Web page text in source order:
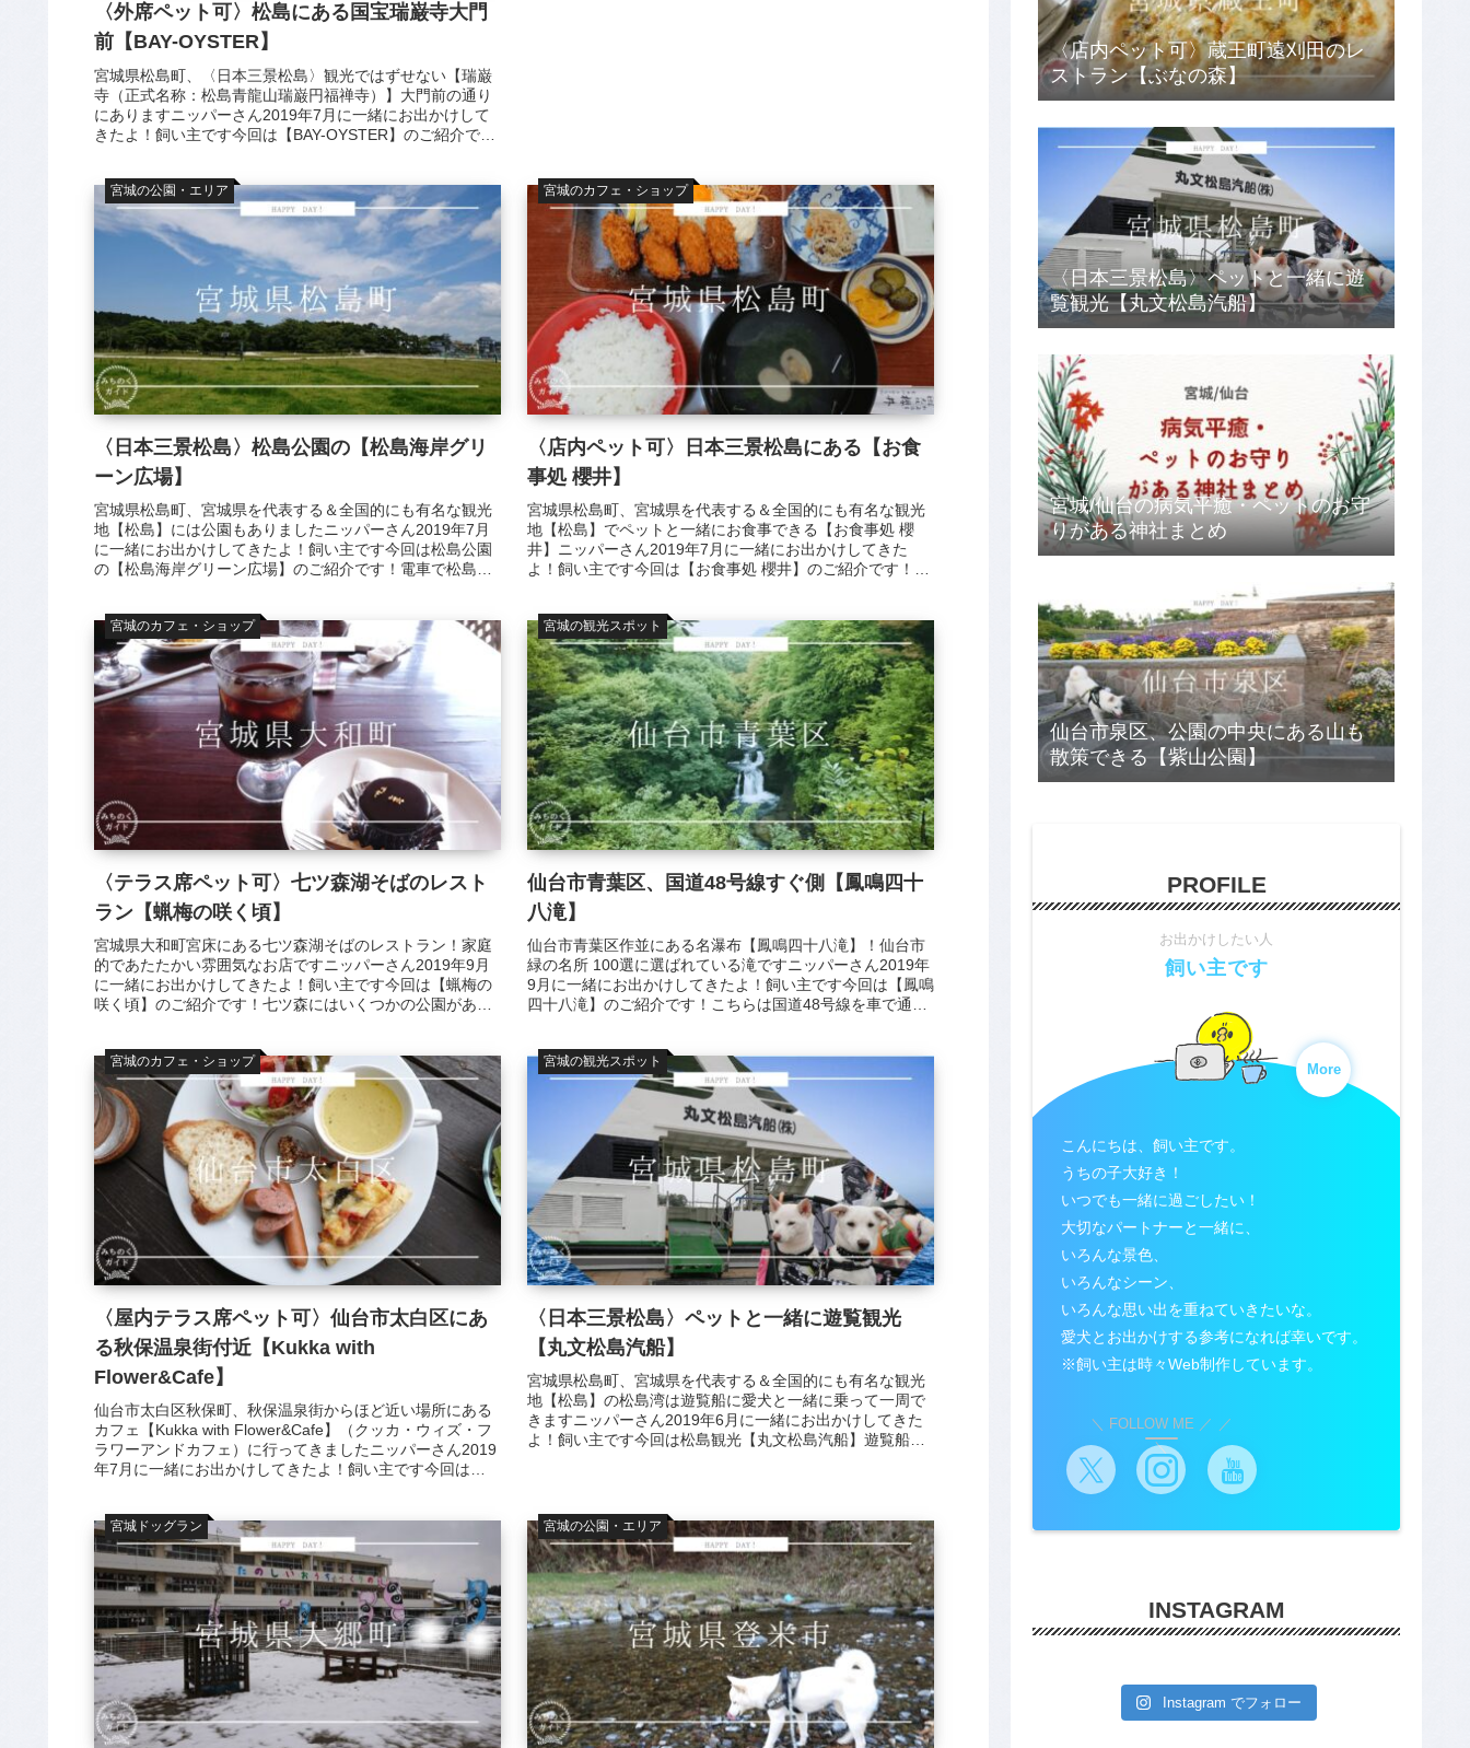
〈外席ペット可〉松島にある国宝瑞巌寺大門
前【BAY-OYSTER】
宮城県松島町、〈日本三景松島〉観光ではずせない【瑞巌
寺（正式名称：松島青龍山瑞巌円福禅寺）】大門前の通り
にありますニッパーさん2019年7月に一緒にお出かけして
きたよ！飼い主です今回は【BAY-OYSTER】のご紹介で
宮城の公園・エリア
〈日本三景松島〉松島公園の【松島海岸グリ
ーン広場】
宮城県松島町、宮城県を代表する＆全国的にも有名な観光
地【松島】には公園もありましたニッパーさん2019年7月
に一緒にお出かけしてきたよ！飼い主です今回は松島公園
の【松島海岸グリーン広場】のご紹介です！電車で松島海
宮城のカフェ・ショップ
〈店内ペット可〉日本三景松島にある【お食
事処 櫻井】
宮城県松島町、宮城県を代表する＆全国的にも有名な観光
地【松島】でペットと一緒にお食事できる【お食事処 櫻
井】ニッパーさん2019年7月に一緒にお出かけしてきた
よ！飼い主です今回は【お食事処 櫻井】のご紹介です！宮
宮城のカフェ・ショップ
〈テラス席ペット可〉七ツ森湖そばのレスト
ラン【蝋梅の咲く頃】
宮城県大和町宮床にある七ツ森湖そばのレストラン！家庭
的であたたかい雰囲気なお店ですニッパーさん2019年9月
に一緒にお出かけしてきたよ！飼い主です今回は【蝋梅の
咲く頃】のご紹介です！七ツ森にはいくつかの公園があっ
宮城の観光スポット
仙台市青葉区、国道48号線すぐ側【鳳鳴四十
八滝】
仙台市青葉区作並にある名瀑布【鳳鳴四十八滝】！仙台市
緑の名所 100選に選ばれている滝ですニッパーさん2019年
9月に一緒にお出かけしてきたよ！飼い主です今回は【鳳鳴
四十八滝】のご紹介です！こちらは国道48号線を車で通る
宮城のカフェ・ショップ
〈屋内テラス席ペット可〉仙台市太白区にあ
る秋保温泉街付近【Kukka with
Flower&Cafe】
仙台市太白区秋保町、秋保温泉街からほど近い場所にある
カフェ【Kukka with Flower&Cafe】（クッカ・ウィズ・フ
ラワーアンドカフェ）に行ってきましたニッパーさん2019
年7月に一緒にお出かけしてきたよ！飼い主です今回は
宮城の観光スポット
〈日本三景松島〉ペットと一緒に遊覧観光
【丸文松島汽船】
宮城県松島町、宮城県を代表する＆全国的にも有名な観光
地【松島】の松島湾は遊覧船に愛犬と一緒に乗って一周で
きますニッパーさん2019年6月に一緒にお出かけしてきた
よ！飼い主です今回は松島観光【丸文松島汽船】遊覧船の
宮城ドッグラン 宮城の公園・エリア
〈店内ペット可〉蔵王町遠刈田のレ
ストラン【ぶなの森】
〈日本三景松島〉ペットと一緒に遊
覧観光【丸文松島汽船】
宮城/仙台の病気平癒・ペットのお守
りがある神社まとめ
仙台市泉区、公園の中央にある山も
散策できる【紫山公園】
PROFILE
お出かけしたい人
飼い主です
More
こんにちは、飼い主です。
うちの子大好き！
いつでも一緒に過ごしたい！
大切なパートナーと一緒に、
いろんな景色、
いろんなシーン、
いろんな思い出を重ねていきたいな。
愛犬とお出かけする参考になれば幸いです。
※飼い主は時々Web制作しています。
＼ FOLLOW ME ／
INSTAGRAM
Instagram でフォロー